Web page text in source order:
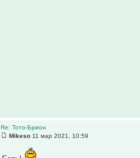
Re: Тото-Брион
Mikeso 11 мар 2021, 10:59